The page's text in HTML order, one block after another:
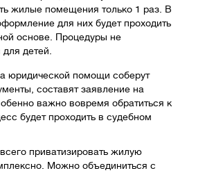
жилые помещения только 1 раз. В
для них будет проходить
основе. Процедуры не
детей.
юридической помощи соберут
составят заявление на
важно вовремя обратиться к
будет проходить в судебном
приватизировать жилую
Можно объединиться с